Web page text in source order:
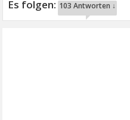
103 Antworten ↓